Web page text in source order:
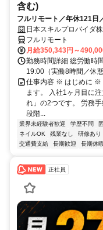
含む)
フルリモート／年休121日
日本スキルプロバイダ
フルリモート
月給350,343円～
勤務時間詳細 総労働時
19:00（実働8時間／休憩
仕事内容 ※ はじめに ※
ます。 入社1ヶ月目に
れ」の2つです。 労務
段階...
業界未経験者歓迎 学歴不問
ネイルOK
残業なし 研修あり
交通費支給
長期歓迎 長期休
正社員